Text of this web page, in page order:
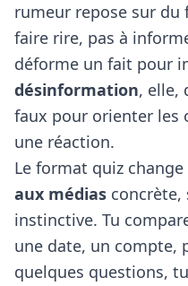
rumeur repose sur du
faire rire, pas à
déforme un fait pour
désinformation, elle,
faux pour orienter les
une réaction.
Le format quiz
aux médias concrète,
instinctive. Tu
une date, un compte,
quelques questions,